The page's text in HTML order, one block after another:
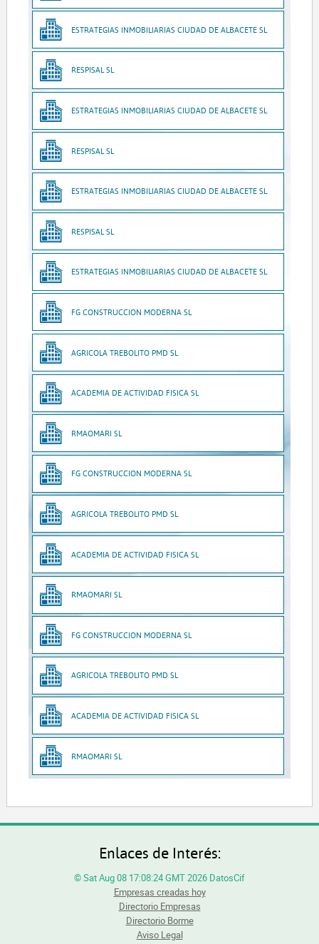
ESTRATEGIAS INMOBILIARIAS CIUDAD DE ALBACETE SL
RESPISAL SL
ESTRATEGIAS INMOBILIARIAS CIUDAD DE ALBACETE SL
RESPISAL SL
ESTRATEGIAS INMOBILIARIAS CIUDAD DE ALBACETE SL
RESPISAL SL
ESTRATEGIAS INMOBILIARIAS CIUDAD DE ALBACETE SL
FG CONSTRUCCION MODERNA SL
AGRICOLA TREBOLITO PMD SL
ACADEMIA DE ACTIVIDAD FISICA SL
RMAOMARI SL
FG CONSTRUCCION MODERNA SL
AGRICOLA TREBOLITO PMD SL
ACADEMIA DE ACTIVIDAD FISICA SL
RMAOMARI SL
FG CONSTRUCCION MODERNA SL
AGRICOLA TREBOLITO PMD SL
ACADEMIA DE ACTIVIDAD FISICA SL
RMAOMARI SL
Enlaces de Interés:
© Sat Aug 08 17:08:24 GMT 2026 DatosCif
Empresas creadas hoy
Directorio Empresas
Directorio Borme
Aviso Legal